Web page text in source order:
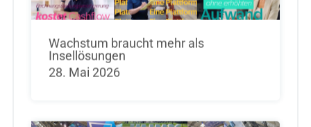
Wachstum braucht mehr als
Insellösungen
28. Mai 2026